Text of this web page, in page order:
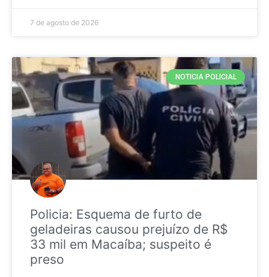
7 de agosto de 2026
NOTICIA POLICIAL
Policia: Esquema de furto de
geladeiras causou prejuízo de R$
33 mil em Macaíba; suspeito é
preso